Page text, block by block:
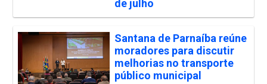
de julho
Santana de Parnaíba reúne
moradores para discutir
melhorias no transporte
público municipal